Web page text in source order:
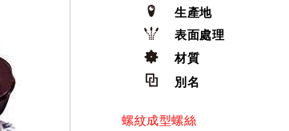
生產地
表面處理
材質
別名
螺紋成型螺絲